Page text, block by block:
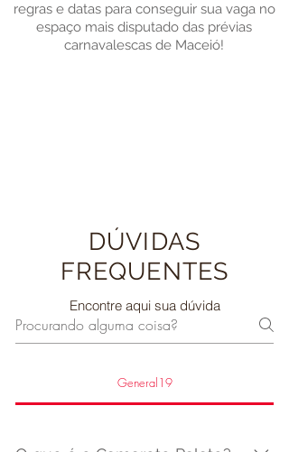
regras e datas para conseguir sua vaga no
espaço mais disputado das prévias
carnavalescas de Maceió!
DÚVIDAS
FREQUENTES
General19
Encontre aqui sua dúvida